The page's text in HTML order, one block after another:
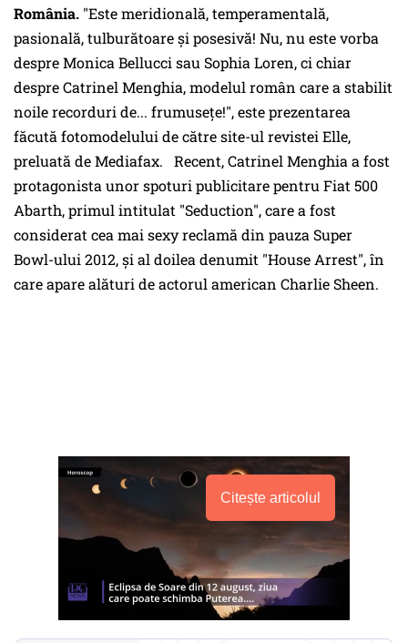
România. "Este meridională, temperamentală,
pasională, tulburătoare şi posesivă! Nu, nu este vorba
despre Monica Bellucci sau Sophia Loren, ci chiar
despre Catrinel Menghia, modelul român care a stabilit
noile recorduri de... frumuseţe!", este prezentarea
făcută fotomodelului de către site-ul revistei Elle,
preluată de Mediafax. Recent, Catrinel Menghia a fost
protagonista unor spoturi publicitare pentru Fiat 500
Abarth, primul intitulat "Seduction", care a fost
considerat cea mai sexy reclamă din pauza Super
Bowl-ului 2012, şi al doilea denumit "House Arrest", în
care apare alături de actorul american Charlie Sheen.
Citește articolul